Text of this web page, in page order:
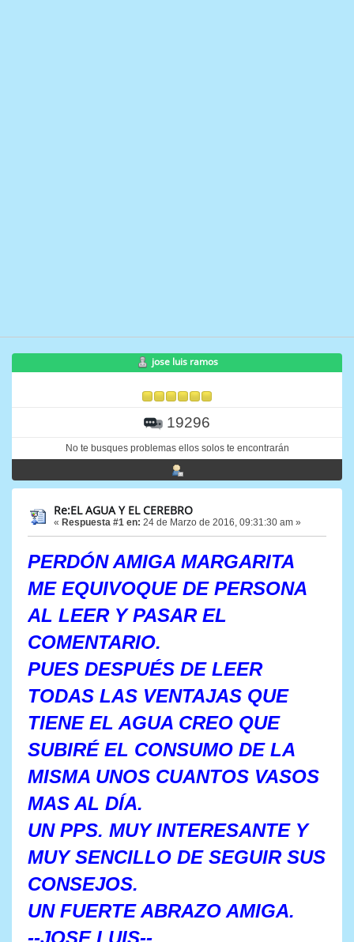
jose luis ramos
19296
No te busques problemas ellos solos te encontrarán
Re:EL AGUA Y EL CEREBRO
« Respuesta #1 en: 24 de Marzo de 2016, 09:31:30 am »
PERDÓN AMIGA MARGARITA
ME EQUIVOQUE DE PERSONA
AL LEER Y PASAR EL
COMENTARIO.
PUES DESPUÉS DE LEER
TODAS LAS VENTAJAS QUE
TIENE EL AGUA CREO QUE
SUBIRÉ EL CONSUMO DE LA
MISMA UNOS CUANTOS VASOS
MAS AL DÍA.
UN PPS. MUY INTERESANTE Y
MUY SENCILLO DE SEGUIR SUS
CONSEJOS.
UN FUERTE ABRAZO AMIGA.